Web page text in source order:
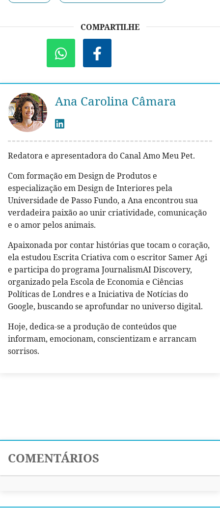
COMPARTILHE
Ana Carolina Câmara
Redatora e apresentadora do Canal Amo Meu Pet.
Com formação em Design de Produtos e
especialização em Design de Interiores pela
Universidade de Passo Fundo, a Ana encontrou sua
verdadeira paixão ao unir criatividade, comunicação
e o amor pelos animais.
Apaixonada por contar histórias que tocam o coração,
ela estudou Escrita Criativa com o escritor Samer Agi
e participa do programa JournalismAI Discovery,
organizado pela Escola de Economia e Ciências
Políticas de Londres e a Iniciativa de Notícias do
Google, buscando se aprofundar no universo digital.
Hoje, dedica-se a produção de conteúdos que
informam, emocionam, conscientizam e arrancam
sorrisos.
COMENTÁRIOS